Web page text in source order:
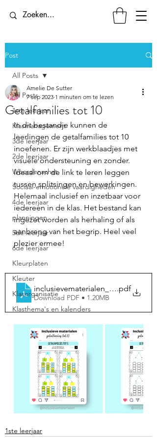
Post
All Posts
1ste leerjaar
Klasmanagement
3de leerjaar
2de leerjaar
Woordenschat
Sociaal-emotionele vaardigheden
4de leerjaar
planningen
5de leerjaar
6de leerjaar
Kleurplaten
Kleuter
Klasorganisatie
Klasthema's en kalenders
All Posts
Getalfamilies tot 10
Amelie De Sutter
7 sep 2023 1 minuten om te lezen
In dit bestandje kunnen de
leerlingen de getalfamilies tot 10
inoefenen. Er zijn werkblaadjes met
visuele ondersteuning en zonder.
Ideaal om de link te leren leggen
tussen splitsingen en bewerkingen.
Helemaal inclusief en inzetbaar voor
iedereen in de klas. Het bestand kan
ingezet worden als herhaling of als
aanbreng van het begrip. Heel veel
plezier ermee!
inclusievematerialen_getalfamilies
.pdf
Download PDF • 1.20MB
1ste leerjaar